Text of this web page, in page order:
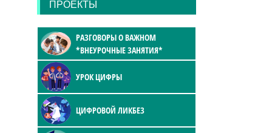
ПРОЕКТЫ
РАЗГОВОРЫ О ВАЖНОМ
*ВНЕУРОЧНЫЕ ЗАНЯТИЯ*
УРОК ЦИФРЫ
ЦИФРОВОЙ ЛИКБЕЗ